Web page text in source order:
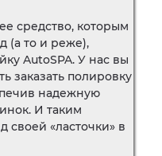
средство, которым
(а то и реже),
AutoSPA. У нас вы
заказать полировку
надежную
И таким
«ласточки» в